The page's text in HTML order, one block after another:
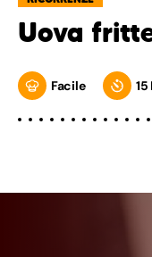
Uova
Facile 15